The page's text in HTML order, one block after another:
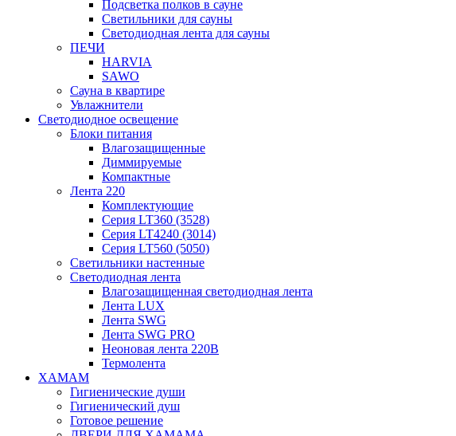
Подсветка полков в сауне
Светильники для сауны
Светодиодная лента для сауны
ПЕЧИ
HARVIA
SAWO
Сауна в квартире
Увлажнители
Светодиодное освещение
Блоки питания
Влагозащищенные
Диммируемые
Компактные
Лента 220
Комплектующие
Серия LT360 (3528)
Серия LT4240 (3014)
Серия LT560 (5050)
Светильники настенные
Светодиодная лента
Влагозащищенная светодиодная лента
Лента LUX
Лента SWG
Лента SWG PRO
Неоновая лента 220В
Термолента
ХАМАМ
Гигиенические души
Гигиенический душ
Готовое решение